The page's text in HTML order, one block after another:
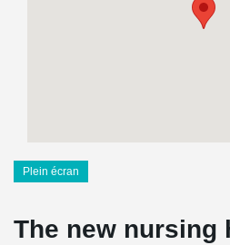
Plein écran
The new nursing